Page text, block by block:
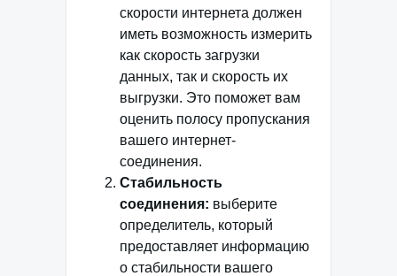
скорости интернета должен
иметь возможность измерить
как скорость загрузки
данных, так и скорость их
выгрузки. Это поможет вам
оценить полосу пропускания
вашего интернет-
соединения.
Стабильность
соединения: выберите
определитель, который
предоставляет информацию
о стабильности вашего